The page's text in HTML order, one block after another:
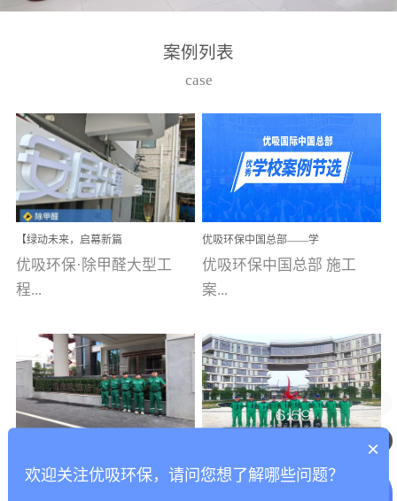
高技能的团队。汇聚了众
取得了多项产品技术专利
和多项国家版权局著作
权，获得高新技术企业称
号。生产优势自主生产自
给自足，优吸公司于2015
在广州番禺区成功建立产
品线生产基地，工厂拥有
自动化生产设备和成熟的
选择源头源材料、严控产
品质量，我们每一批的生
产产品都经过严格的质检
程序；生产车间为优吸总
部和全国分支机构生产光
触媒、净醛王、祛味剂等
案例列表
case
【绿动未来，启幕新篇
章】优吸环保中标深圳安
居乐寓，超大型工装室内
空气治理项目顺利启航，
优吸环保·除甲醛大型工
程...
案例【深圳安居乐寓】室
内空气治理项目深圳安居
乐寓 深圳市安居乐寓
优吸环保中国总部——学
校施工案例(节选)
优吸环保中国总部 施工
案...
例(学校工装节选)广州南沙
小学(珠江湾校区)项目地
址：广州市南沙区海滨路
禾...
标杆——优吸环保·标杆之
优吸环保·除甲醛工程案
甲醛项目圆满完成
工程案例名称：香港科技
×
欢迎关注优吸环保，请问您想了解哪些问题？